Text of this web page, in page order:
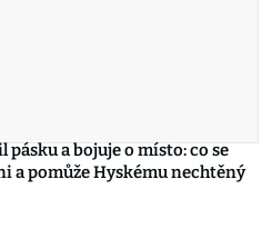
pásku a bojuje o místo: co se
a pomůže Hyskému nechtěný